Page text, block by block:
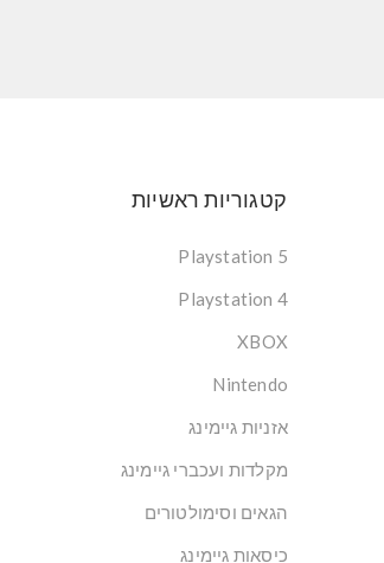
קטגוריות ראשיות
Playstation 5
Playstation 4
XBOX
Nintendo
אזניות גיימינג
מקלדות ועכברי גיימינג
הגאים וסימולטורים
כיסאות גיימינג